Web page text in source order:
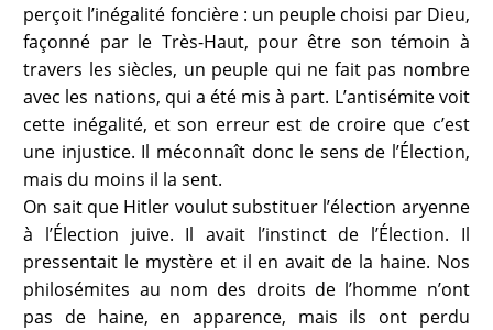
perçoit l’inégalité foncière : un peuple choisi par Dieu,
façonné par le Très-Haut, pour être son témoin à
travers les siècles, un peuple qui ne fait pas nombre
avec les nations, qui a été mis à part. L’antisémite voit
cette inégalité, et son erreur est de croire que c’est
une injustice. Il méconnaît donc le sens de l’Élection,
mais du moins il la sent.
On sait que Hitler voulut substituer l’élection aryenne
à l’Élection juive. Il avait l’instinct de l’Élection. Il
pressentait le mystère et il en avait de la haine. Nos
philosémites au nom des droits de l’homme n’ont
pas de haine, en apparence, mais ils ont perdu